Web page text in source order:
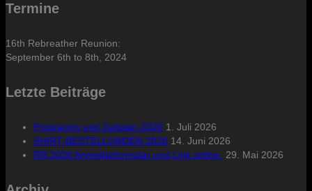
Termine
16th Rebreather Reunion:
September 6th to 8th, 2024
Letzte Beiträge
Programm und Zeitplan 2026 1. Juli 2026
SHIRT-BESTELLUNGEN 2026 14. Juni 2026
RR 2026 Anmeldeformular und Link online 29. Mai 2026